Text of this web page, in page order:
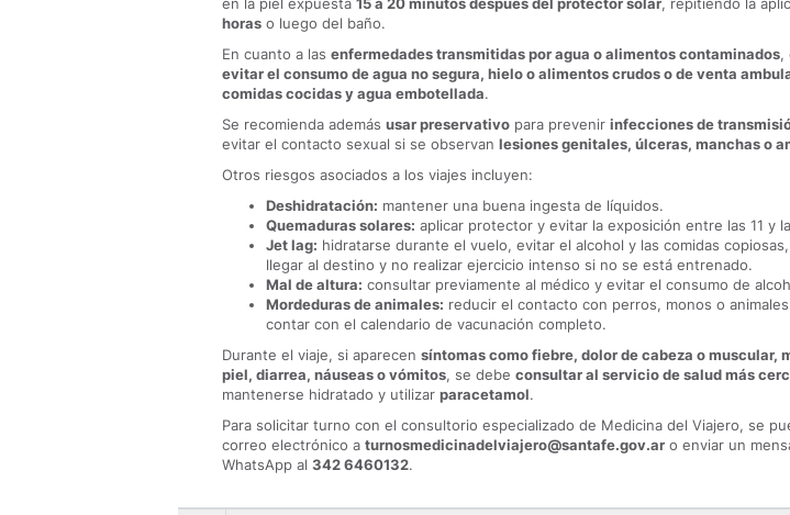
horas o luego del baño.
En cuanto a las enfermedades transmitidas por agua o alimentos contaminados,
evitar el consumo de agua no segura, hielo o alimentos crudos o de venta
comidas cocidas y agua embotellada.
Se recomienda además usar preservativo para prevenir infecciones de
evitar el contacto sexual si se observan lesiones genitales, úlceras, manchas o
Otros riesgos asociados a los viajes incluyen:
Deshidratación: mantener una buena ingesta de líquidos.
Quemaduras solares: aplicar protector y evitar la exposición entre las 11 y
Jet lag: hidratarse durante el vuelo, evitar el alcohol y las comidas
llegar al destino y no realizar ejercicio intenso si no se está entrenado.
Mal de altura: consultar previamente al médico y evitar el consumo de
Mordeduras de animales: reducir el contacto con perros, monos o
contar con el calendario de vacunación completo.
Durante el viaje, si aparecen síntomas como fiebre, dolor de cabeza o muscular,
piel, diarrea, náuseas o vómitos, se debe consultar al servicio de salud más
mantenerse hidratado y utilizar paracetamol.
Para solicitar turno con el consultorio especializado de Medicina del Viajero, se
correo electrónico a turnosmedicinadelviajero@santafe.gov.ar o enviar un
WhatsApp al 342 6460132.